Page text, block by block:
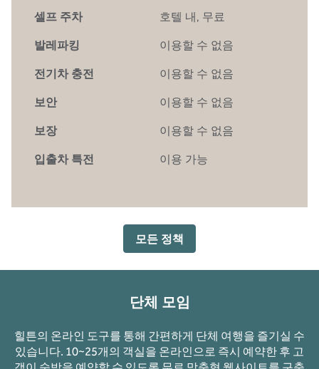
셀프 주차 호텔 내, 무료
발레파킹 이용할 수 없음
전기차 충전 이용할 수 없음
보안 이용할 수 없음
보장 이용할 수 없음
입출차 특전 이용 가능
모든 정책
단체 모임
힐튼의 온라인 도구를 통해 간편하게 단체 여행을 즐기실 수
있습니다. 10~25개의 객실을 온라인으로 즉시 예약한 후 고